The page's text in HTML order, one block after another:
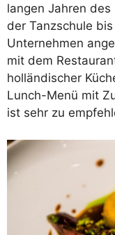
langen Jahren
der Tanzschule
Unternehmen
mit dem
holländischer
Lunch-Menü mit
ist sehr zu